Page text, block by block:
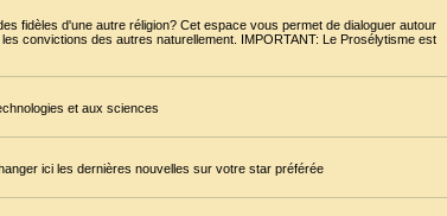
fidèles d'une autre réligion? Cet espace vous permet de dialoguer autour
convictions des autres naturellement. IMPORTANT: Le Prosélytisme est
et aux sciences
ici les dernières nouvelles sur votre star préférée